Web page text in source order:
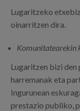
Lugaritzeko
oinarritzen dira.
Komunitatearekin
Lugaritzen bizi
harremanak eta
Ingurunean
prestazio publiko,